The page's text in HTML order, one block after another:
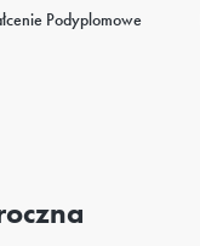
Podyplomowe